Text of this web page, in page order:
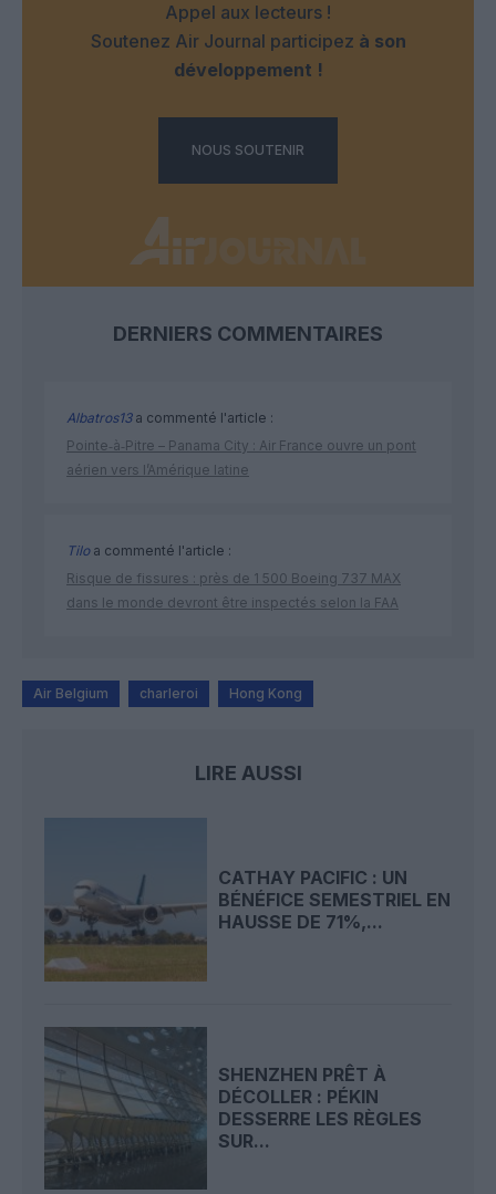
Appel aux lecteurs !
Soutenez Air Journal participez à son
développement !
NOUS SOUTENIR
DERNIERS COMMENTAIRES
Albatros13a commenté l'article :
Pointe‑à‑Pitre – Panama City : Air France ouvre un pont
aérien vers l’Amérique latine
Tiloa commenté l'article :
Risque de fissures : près de 1 500 Boeing 737 MAX
dans le monde devront être inspectés selon la FAA
Air Belgium charleroi Hong Kong
LIRE AUSSI
CATHAY PACIFIC : UN
BÉNÉFICE SEMESTRIEL EN
HAUSSE DE 71%,...
SHENZHEN PRÊT À
DÉCOLLER : PÉKIN
DESSERRE LES RÈGLES
SUR...